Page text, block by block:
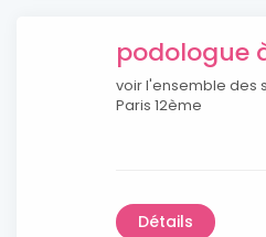
podologue
voir l'ensemble des
Paris 12ème
Détails